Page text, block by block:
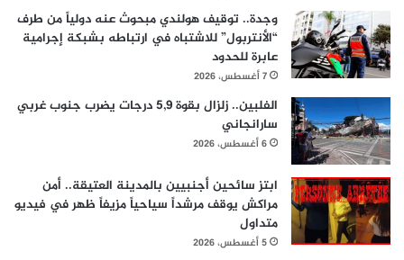
وجدة.. توقيف هولندي مبحوث عنه دولياً من طرف
“الأنتربول” للاشتباه في ارتباطه بشبكة إجرامية
عابرة للحدود
7 أغسطس، 2026
الفلبين.. زلزال بقوة 5,9 درجات يضرب جنوب غربي
سارانجاني
6 أغسطس، 2026
ابتز سائحين أجنبيين بالمدينة العتيقة.. أمن
مراكش يوقف مرشداً سياحياً مزيفاً ظهر في فيديو
متداول
5 أغسطس، 2026